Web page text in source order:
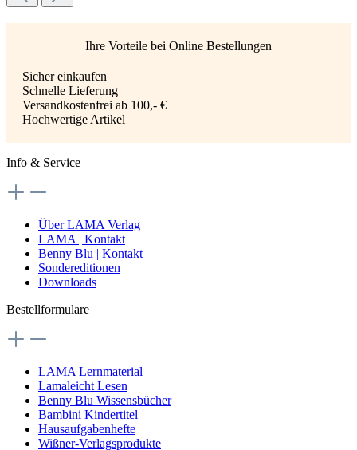
Ihre Vorteile bei Online Bestellungen
Sicher einkaufen
Schnelle Lieferung
Versandkostenfrei ab 100,- €
Hochwertige Artikel
Info & Service
Über LAMA Verlag
LAMA | Kontakt
Benny Blu | Kontakt
Sondereditionen
Downloads
Bestellformulare
LAMA Lernmaterial
Lamaleicht Lesen
Benny Blu Wissensbücher
Bambini Kindertitel
Hausaufgabenhefte
Wißner-Verlagsprodukte